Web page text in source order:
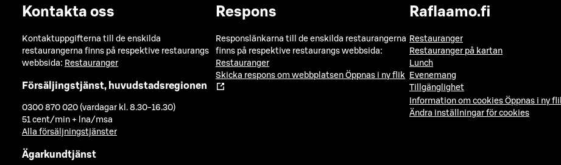
Kontakta oss
Kontaktuppgifterna till de enskilda
restaurangerna finns på respektive restaurangs
webbsida: Restauranger
Försäljingstjänst, huvudstadsregionen
0300 870 020 (vardagar kl. 8.30-16.30)
51 cent/min + lna/msa
Alla försäljningstjänster
Ägarkundtjänst
Respons
Responslänkarna till de enskilda restaurangerna
finns på respektive restaurangs webbsida:
Restauranger
Skicka respons om webbplatsen Öppnas i ny flik
Raflaamo.fi
Restauranger
Restauranger på kartan
Lunch
Evenemang
Tillgänglighet
Information om cookies Öppnas i ny
Ändra inställningar för cookies